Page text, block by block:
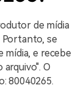
de mídia
se
mídia, e recebe
O
80040265.